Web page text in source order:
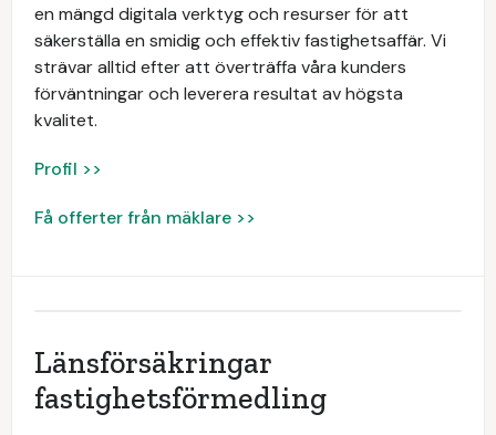
en mängd digitala verktyg och resurser för att
säkerställa en smidig och effektiv fastighetsaffär. Vi
strävar alltid efter att överträffa våra kunders
förväntningar och leverera resultat av högsta
kvalitet.
Profil >>
Få offerter från mäklare >>
Länsförsäkringar
fastighetsförmedling